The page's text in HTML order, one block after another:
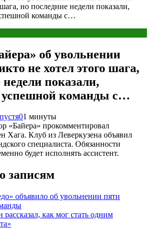
но последние недели показали,
команды с…
об увольнении
не хотел этого шага,
показали,
успешной команды с…
01 минуты
«Байера» прокомментировал
Хага. Клуб из Леверкузена объявил
специалиста. Обязанности
будет исполнять ассистент.
записям
объявило об увольнении пяти
рассказал, как мог стать одним